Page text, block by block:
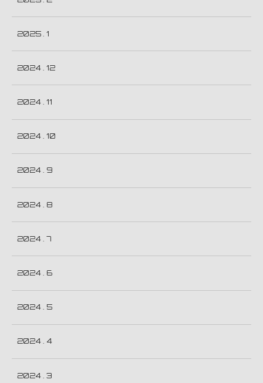
2025 . 1
2024 . 12
2024 . 11
2024 . 10
2024 . 9
2024 . 8
2024 . 7
2024 . 6
2024 . 5
2024 . 4
2024 . 3